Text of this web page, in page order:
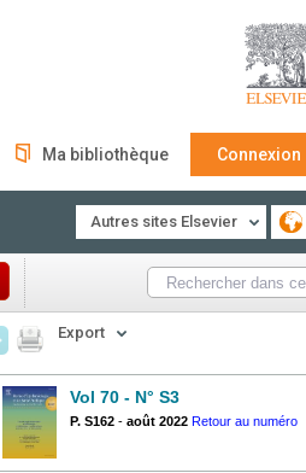
Ma bibliothèque Connexion
Autres sites Elsevier
Export
Vol 70 - N° S3
P. S162 - août 2022 Retour au numéro